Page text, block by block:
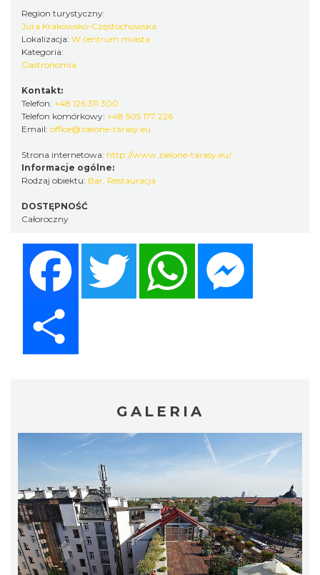
Region turystyczny:
Jura Krakowsko-Częstochowska
Lokalizacja: W centrum miasta
Kategoria:
Gastronomia
Kontakt:
Telefon: +48 126 311 300
Telefon komórkowy: +48 505 177 226
Email: office@zielone-tarasy.eu
Strona internetowa: http://www.zielone-tarasy.eu/
Informacje ogólne:
Rodzaj obiektu: Bar Restauracja
DOSTĘPNOŚĆ
Całoroczny
Twitter WhatsApp
GALERIA